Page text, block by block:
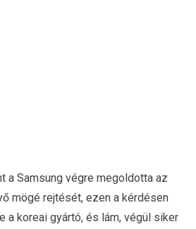
a Samsung végre megoldotta az
mögé rejtését, ezen a kérdésen
a koreai gyártó, és lám, végül siker